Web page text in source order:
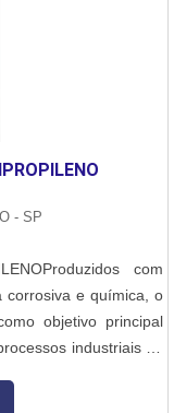
- SP
com
corrosiva e química, o
objetivo principal
industriais ou
do lavador de gás é